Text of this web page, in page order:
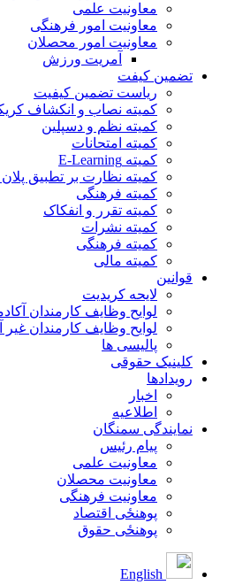
معاونیت علمی
معاونیت امور فرهنگی
معاونیت امور محصلان
آمریت ورزش
تضمین کیفت
ریاست تضمین کیفیت
کمیته نصاب و انکشاف
کمیته نظم و دسپلین
کمیته امتحانات
کمیته E-Learning
کمیته نظارت بر تطبیق پلان
کمیته فرهنگی
کمیته تقرر و انفکاک
کمیته نشرات
کمیته فرهنگی
کمیته مالی
قوانین
لایحه کریدیت
لوایح وظایف کارمندان
لوایح وظایف کارمندان غیر
پالیسی ها
کلینیک حقوقی
رویدادها
اخبار
اطلاعیه
نمایندگی سمنگان
پیام رئیس
معاونیت علمی
معاونیت محصلان
معاونیت فرهنگی
پوهنځی اقتصاد
پوهنځی حقوق